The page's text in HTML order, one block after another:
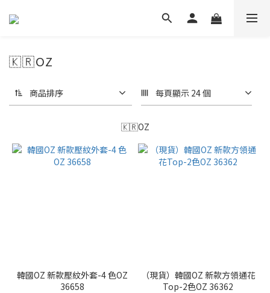
🇰🇷OZ
商品排序 每頁顯示 24 個
🇰🇷OZ
韓國OZ 新款壓紋外套-4 色OZ
36658
（現貨）韓國OZ 新款方領通花
Top-2色OZ 36362